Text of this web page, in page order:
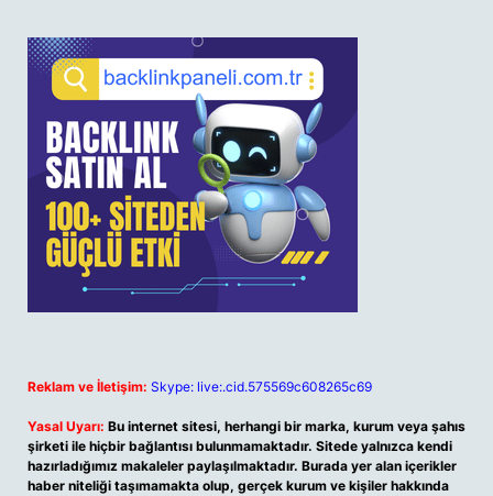
Reklam ve İletişim: Skype: live:.cid.575569c608265c69
Yasal Uyarı: Bu internet sitesi, herhangi bir marka, kurum veya şahıs
şirketi ile hiçbir bağlantısı bulunmamaktadır. Sitede yalnızca kendi
hazırladığımız makaleler paylaşılmaktadır. Burada yer alan içerikler
haber niteliği taşımamakta olup, gerçek kurum ve kişiler hakkında